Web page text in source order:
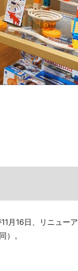
月16日、リニューア
）。